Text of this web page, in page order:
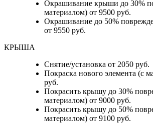
Окрашивание крыши до 30%
материалом) от 9500 руб.
Окрашивание до 50%
от 9550 руб.
КРЫША
Снятие/установка от 2050 руб.
Покраска нового элемента (с
руб.
Покрасить крышу до 30%
материалом) от 9000 руб.
Покрасить крышу до 50%
материалом) от 9100 руб.